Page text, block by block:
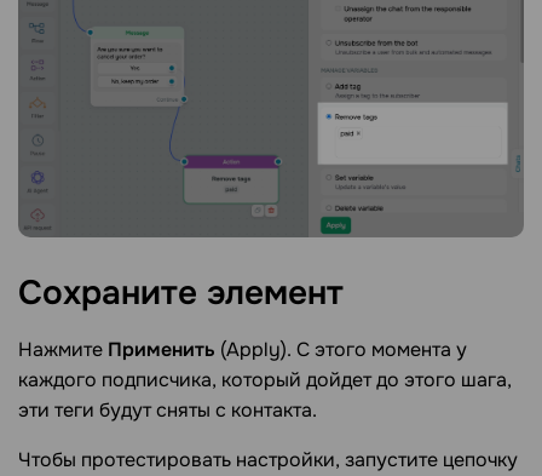
Сохраните элемент
Нажмите Применить (Apply). С этого момента у
каждого подписчика, который дойдет до этого шага,
эти теги будут сняты с контакта.
Чтобы протестировать настройки, запустите цепочку